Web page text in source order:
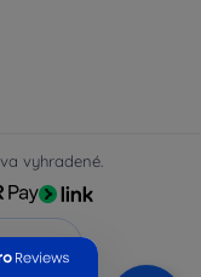
vyhradené.